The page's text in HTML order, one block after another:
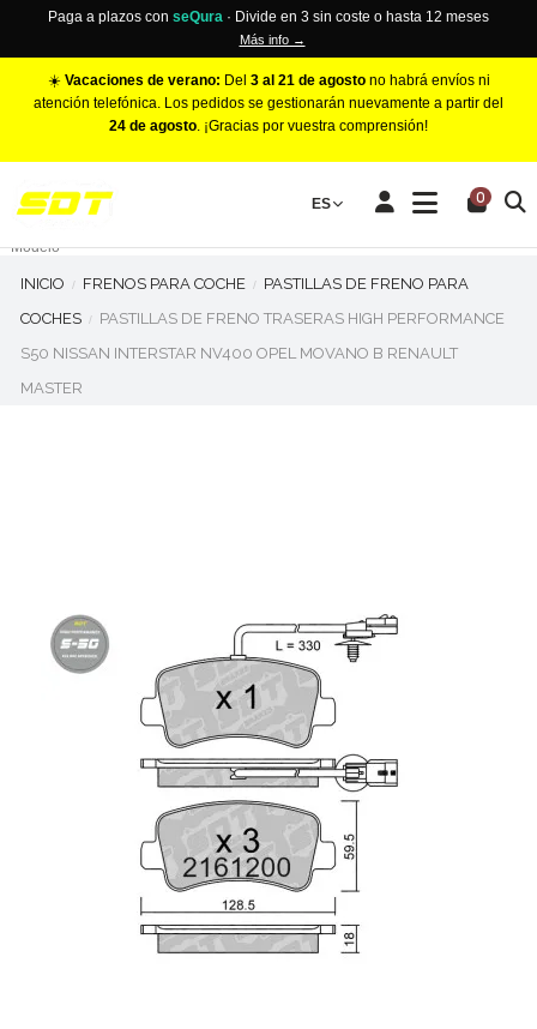
Paga a plazos con seQura · Divide en 3 sin coste o hasta 12 meses
Más info →
☀️ Vacaciones de verano: Del 3 al 21 de agostono habrá envíos ni
atención telefónica. Los pedidos se gestionarán nuevamente a partir del
24 de agosto. ¡Gracias por vuestra comprensión!
ES 0
Make
Modelo
INICIO FRENOS PARA COCHE
PASTILLAS DE FRENO PARA
COCHES
PASTILLAS DE FRENO TRASERAS HIGH PERFORMANCE
S50 NISSAN INTERSTAR NV400 OPEL MOVANO B RENAULT
MASTER